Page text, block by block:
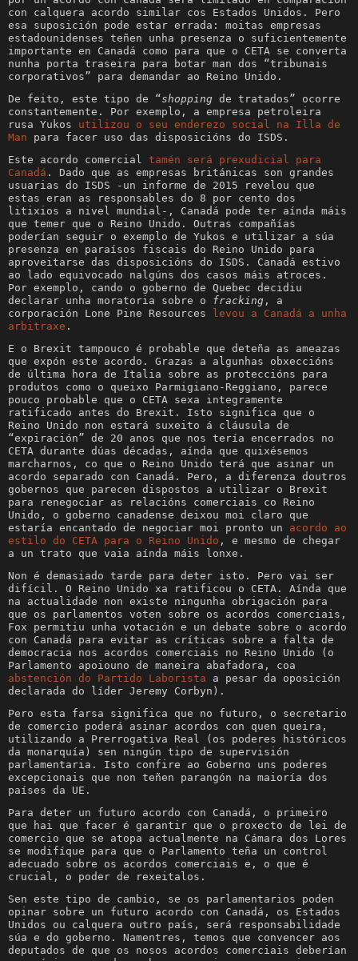
con calquera acordo similar cos Estados Unidos. Pero
esa suposición pode estar errada: moitas empresas
estadounidenses teñen unha presenza o suficientemente
importante en Canadá como para que o CETA se converta
nunha porta traseira para botar man dos “tribunais
corporativos” para demandar ao Reino Unido.
De feito, este tipo de “shopping de tratados” ocorre
constantemente. Por exemplo, a empresa petroleira
rusa Yukos utilizou o seu enderezo social na Illa de
Man para facer uso das disposicións do ISDS.
Este acordo comercial tamén será prexudicial para
Canadá . Dado que as empresas británicas son grandes
usuarias do ISDS -un informe de 2015 revelou que
estas eran as responsables do 8 por cento dos
litixios a nivel mundial-, Canadá pode ter aínda máis
que temer que o Reino Unido. Outras compañías
poderían seguir o exemplo de Yukos e utilizar a súa
presenza en paraísos fiscais do Reino Unido para
aproveitarse das disposicións do ISDS. Canadá estivo
ao lado equivocado nalgúns dos casos máis atroces.
Por exemplo, cando o goberno de Quebec decidiu
declarar unha moratoria sobre o fracking , a
corporación Lone Pine Resources
levou a Canadá a unha
arbitraxe .
E o Brexit tampouco é probable que deteña as ameazas
que expón este acordo. Grazas a algunhas obxeccións
de última hora de Italia sobre as proteccións para
produtos como o queixo Parmigiano-Reggiano, parece
pouco probable que o CETA sexa integramente
ratificado antes do Brexit. Isto significa que o
Reino Unido non estará suxeito á cláusula de
“expiración” de 20 anos que nos tería encerrados no
CETA durante dúas décadas, aínda que quixésemos
marcharnos, co que o Reino Unido terá que asinar un
acordo separado con Canadá. Pero, a diferenza doutros
gobernos que parecen dispostos a utilizar o Brexit
para renegociar as relacións comerciais co Reino
Unido, o goberno canadense deixou moi claro que
estaría encantado de negociar moi pronto un acordo ao
estilo do CETA para o Reino Unido , e mesmo de chegar
a un trato que vaia aínda máis lonxe.
Non é demasiado tarde para deter isto. Pero vai ser
difícil. O Reino Unido xa ratificou o CETA. Aínda que
na actualidade non existe ningunha obrigación para
que os parlamentos voten sobre os acordos comerciais,
Fox permitiu unha votación e un debate sobre o acordo
con Canadá para evitar as críticas sobre a falta de
democracia nos acordos comerciais no Reino Unido (o
Parlamento apoiouno de maneira abafadora, coa
abstención do Partido Laborista a pesar da oposición
declarada do líder Jeremy Corbyn).
Pero esta farsa significa que no futuro, o secretario
de comercio poderá asinar acordos con quen queira,
utilizando a Prerrogativa Real (os poderes históricos
da monarquía) sen ningún tipo de supervisión
parlamentaria. Isto confire ao Goberno uns poderes
excepcionais que non teñen parangón na maioría dos
países da UE.
Para deter un futuro acordo con Canadá, o primeiro
que hai que facer é garantir que o proxecto de lei de
comercio que se atopa actualmente na Cámara dos Lores
se modifíque para que o Parlamento teña un control
adecuado sobre os acordos comerciais e, o que é
crucial, o poder de rexeitalos.
Sen este tipo de cambio, se os parlamentarios poden
opinar sobre un futuro acordo con Canadá, os Estados
Unidos ou calquera outro país, será responsabilidade
súa e do goberno. Namentres, temos que convencer aos
deputados de que os nosos acordos comerciais deberían